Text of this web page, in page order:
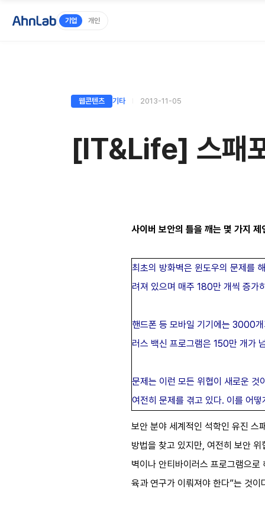
기업 개인
웹콘텐츠 기타 2013-11-05
[IT&Life] 스패
사이버 보안의 틀을 깨는 몇 가지 제
최초의 방화벽은 윈도우의 문제를
려져 있으며 매주 180만 개씩 증가
핸드폰 등 모바일 기기에는 3000개
러스 백신 프로그램은 150만 개가
문제는 이런 모든 위협이 새로운 것
여전히 문제를 겪고 있다. 이를 어
보안 분야 세계적인 석학인 유진
방법을 찾고 있지만, 여전히 보안
벽이나 안티바이러스 프로그램으
육과 연구가 이뤄져야 한다”는 것